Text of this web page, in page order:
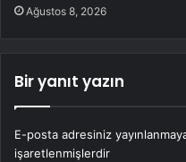
Ağustos 8, 2026
Bir yanıt yazın
E-posta adresiniz
işaretlenmişlerdir